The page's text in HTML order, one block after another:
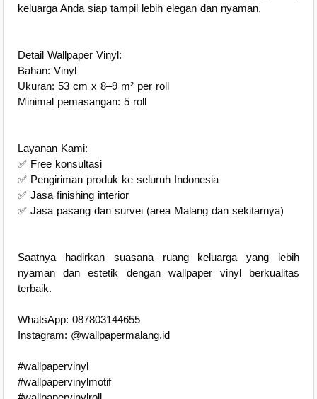
keluarga Anda siap tampil lebih elegan dan nyaman.
Detail Wallpaper Vinyl:
Bahan: Vinyl
Ukuran: 53 cm x 8–9 m² per roll
Minimal pemasangan: 5 roll
Layanan Kami:
✅ Free konsultasi
✅ Pengiriman produk ke seluruh Indonesia
✅ Jasa finishing interior
✅ Jasa pasang dan survei (area Malang dan sekitarnya)
Saatnya hadirkan suasana ruang keluarga yang lebih
nyaman dan estetik dengan wallpaper vinyl berkualitas
terbaik.
WhatsApp: 087803144655
Instagram: @wallpapermalang.id
#wallpapervinyl
#wallpapervinylmotif